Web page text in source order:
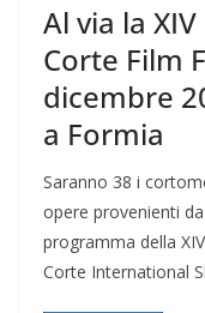
Al via la
Corte Film
dicembre
a Formia
Saranno 38 i
opere provenienti
programma della
Corte International